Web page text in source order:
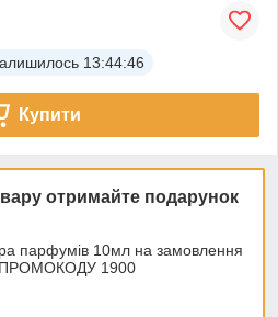
13:44:45
Купити
отримайте подарунок
парфумів 10мл на замовлення
ПРОМОКОДУ 1900